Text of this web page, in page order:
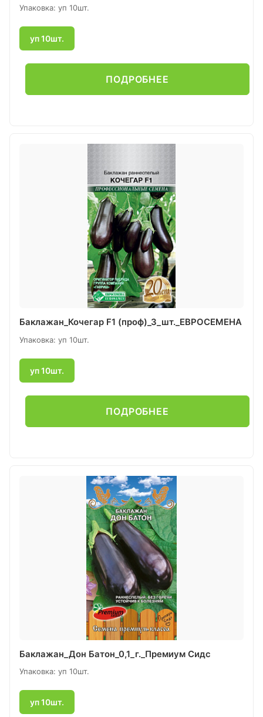
Упаковка: уп 10шт.
уп 10шт.
ПОДРОБНЕЕ
Баклажан_Кочегар F1 (проф)_3_шт._ЕВРОСЕМЕНА
Упаковка: уп 10шт.
уп 10шт.
ПОДРОБНЕЕ
Баклажан_Дон Батон_0,1_г._Премиум Сидс
Упаковка: уп 10шт.
уп 10шт.